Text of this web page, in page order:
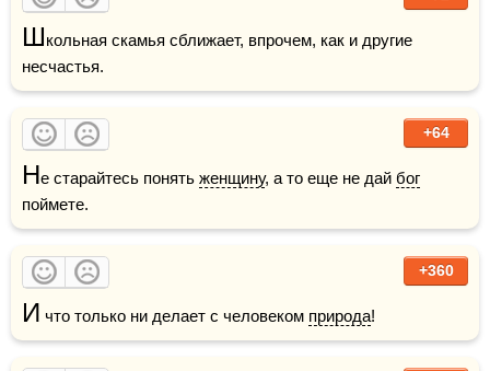
Школьная скамья сближает, впрочем, как и другие
несчастья.
+64
Не старайтесь понять женщину, а то еще не дай бог
поймете.
+360
И что только ни делает с человеком природа!